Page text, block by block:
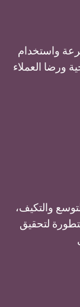
واستخدام
والتكيف،
لتحقيق